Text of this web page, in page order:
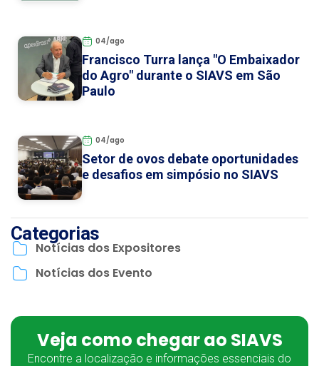
04/ago
Francisco Turra lança "O Embaixador
do Agro" durante o SIAVS em São
Paulo
04/ago
Setor de ovos debate oportunidades
e desafios em simpósio no SIAVS
Categorias
Notícias dos Expositores
Notícias dos Evento
Veja como chegar ao SIAVS
Encontre a localização e informações essenciais do